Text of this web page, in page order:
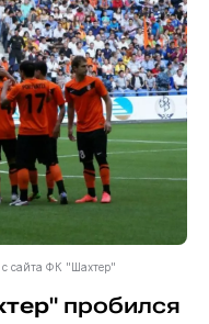
с сайта ФК "Шахтер"
" пробился